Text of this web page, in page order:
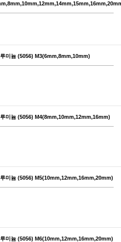
미늄 (5056) M3(6mm,8mm,10mm)
미늄 (5056) M4(8mm,10mm,12mm,16mm)
미늄 (5056) M5(10mm,12mm,16mm,20mm)
미늄 (5056) M6(10mm,12mm,16mm,20mm)